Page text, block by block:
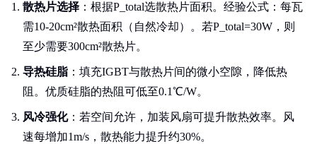
散热片选择 ：根据P_total选散热片面积。经验公式：每瓦
需10-20cm²散热面积（自然冷却）。若P_total=30W，则
至少需要300cm²散热片。
导热硅脂 ：填充IGBT与散热片间的微小空隙，降低热
阻。优质硅脂的热阻可低至0.1℃/W。
风冷强化：若空间允许，加装风扇可提升散热效率。风
速每增加1m/s，散热能力提升约30%。